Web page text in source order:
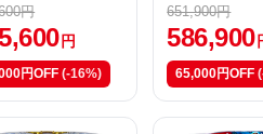
円
円
円OFF (-16%)
651,900円
586,900
65,000円OFF